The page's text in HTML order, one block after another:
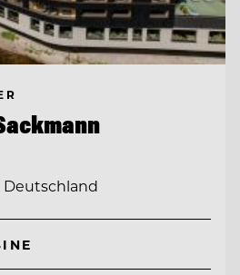
Deutschland